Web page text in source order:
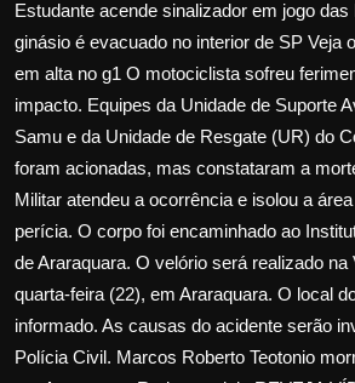
Estudante acende sinalizador em jogo
ginásio é evacuado no interior de SP Veja
em alta no g1 O motociclista sofreu
impacto. Equipes da Unidade de Suporte
Samu e da Unidade de Resgate (UR) do
foram acionadas, mas constataram a
Militar atendeu a ocorrência e isolou a
perícia. O corpo foi encaminhado ao
de Araraquara. O velório será realizado na
quarta-feira (22), em Araraquara. O local
informado. As causas do acidente serão
Polícia Civil. Marcos Roberto Teotonio